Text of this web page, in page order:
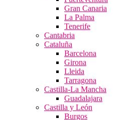
Gran Canaria
La Palma
Tenerife
Cantabria
Cataluña
Barcelona
Girona
Lleida
Tarragona
Castilla-La Mancha
Guadalajara
Castilla y León
Burgos